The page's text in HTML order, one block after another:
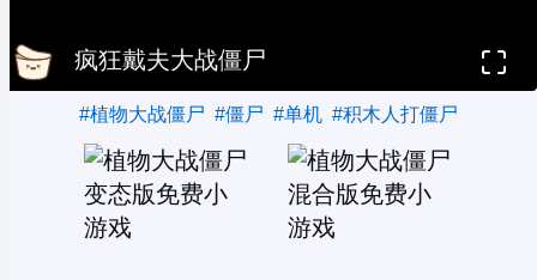
疯狂戴夫大战僵尸
#植物大战僵尸 #僵尸 #单机 #积木人打僵尸